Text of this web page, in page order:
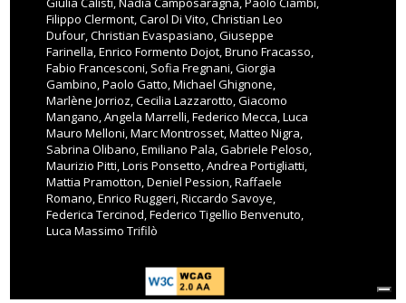
Filippo Clermont, Carol Di Vito, Christian Leo
Dufour, Christian Evaspasiano, Giuseppe
Farinella, Enrico Formento Dojot, Bruno Fracasso,
Fabio Francesconi, Sofia Fregnani, Giorgia
Gambino, Paolo Gatto, Michael Ghignone,
Marlène Jorrioz, Cecilia Lazzarotto, Giacomo
Mangano, Angela Marrelli, Federico Mecca, Luca
Mauro Melloni, Marc Montrosset, Matteo Nigra,
Sabrina Olibano, Emiliano Pala, Gabriele Peloso,
Maurizio Pitti, Loris Ponsetto, Andrea Portigliatti,
Mattia Pramotton, Deniel Pession, Raffaele
Romano, Enrico Ruggeri, Riccardo Savoye,
Federica Tercinod, Federico Tigellio Benvenuto,
Luca Massimo Trifilò